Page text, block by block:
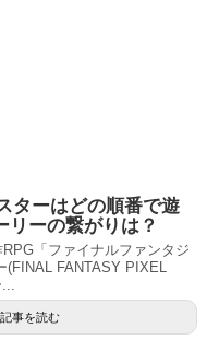
ターはどの順番で遊
リーの繋がりは？
「ファイナルファンタジ
(FINAL FANTASY PIXEL
記事を読む